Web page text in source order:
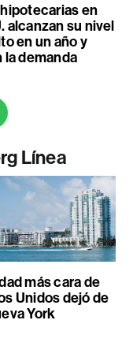
en
alcanzan su nivel
en un año y
la demanda
Línea
más cara de
Unidos dejó de
York